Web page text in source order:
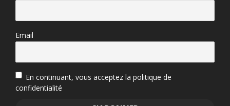
Email
En continuant, vous acceptez la politique de
confidentialité